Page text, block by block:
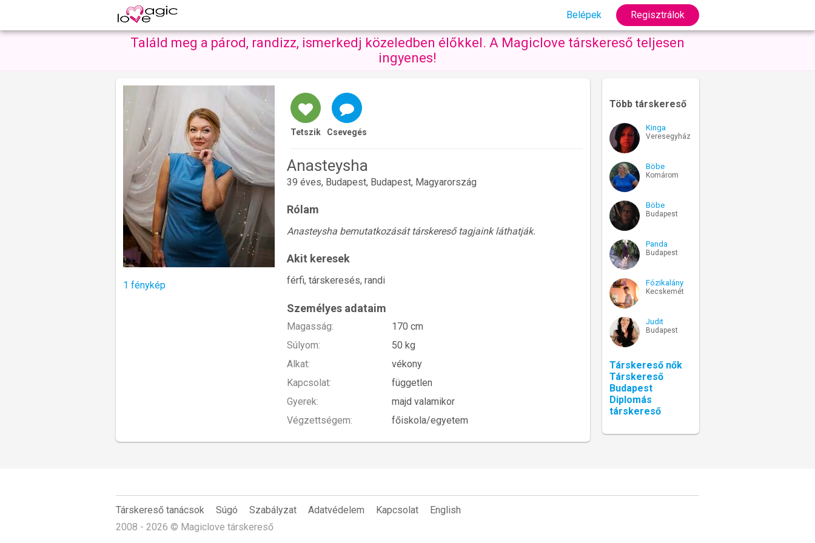
Belépek Regisztrálok
Találd meg a párod, randizz, ismerkedj közeledben élőkkel. A Magiclove társkereső teljesen
ingyenes!
1 fénykép
Tetszik Csevegés
Anasteysha
39 éves, Budapest, Budapest, Magyarország
Rólam
Anasteysha bemutatkozását társkereső tagjaink láthatják.
Akit keresek
férfi, társkeresés, randi
Személyes adataim
Magasság:
170 cm
Súlyom:
50 kg
Alkat:
vékony
Kapcsolat:
független
Gyerek:
majd valamikor
Végzettségem:
főiskola/egyetem
Több társkereső
Kinga
Veresegyház
Böbe
Komárom
Böbe
Budapest
Panda
Budapest
Fózikalány
Kecskemét
Judit
Budapest
Társkereső nők
Társkereső
Budapest
Diplomás
társkereső
Társkereső tanácsok Súgó Szabályzat Adatvédelem Kapcsolat
English
2008 - 2026 © Magiclove társkereső